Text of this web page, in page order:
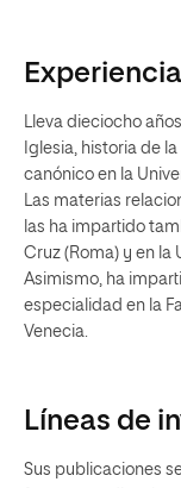
Experiencia
Lleva dieciocho
Iglesia, historia de
canónico en la
Las materias
las ha impartido
Cruz (Roma) y en la
Asimismo, ha
especialidad en la
Venecia.
Líneas de
Sus publicaciones